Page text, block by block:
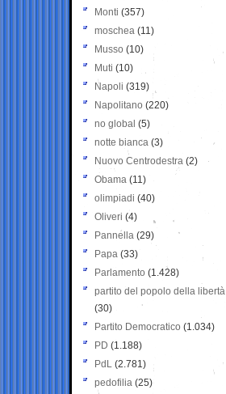
Monti (357)
moschea (11)
Musso (10)
Muti (10)
Napoli (319)
Napolitano (220)
no global (5)
notte bianca (3)
Nuovo Centrodestra (2)
Obama (11)
olimpiadi (40)
Oliveri (4)
Pannella (29)
Papa (33)
Parlamento (1.428)
partito del popolo della libertà
(30)
Partito Democratico (1.034)
PD (1.188)
PdL (2.781)
pedofilia (25)